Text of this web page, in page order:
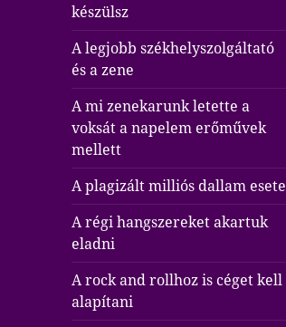
készülsz
A legjobb székhelyszolgáltató
és a zene
A mi zenekarunk letette a
voksát a napelem erőművek
mellett
A plagizált milliós dallam esete
A régi hangszereket akartuk
eladni
A rock and rollhoz is céget kell
alapítani